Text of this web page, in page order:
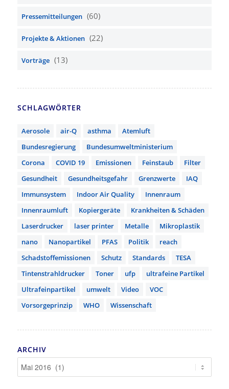
Pressemitteilungen (60)
Projekte & Aktionen (22)
Vorträge (13)
SCHLAGWÖRTER
Aerosole air-Q asthma
Atemluft
Bundesregierung
Bundesumweltministerium
Corona
COVID 19 Emissionen Feinstaub
Filter
Gesundheit
Gesundheitsgefahr Grenzwerte
IAQ
Immunsystem
Indoor Air Quality
Innenraum
Innenraumluft
Kopiergeräte
Krankheiten & Schäden
Laserdrucker
laser printer Metalle
Mikroplastik
nano
Nanopartikel PFAS Politik
reach
Schadstoffemissionen
Schutz Standards
TESA
Tintenstrahldrucker
Toner ufp
ultrafeine Partikel
Ultrafeinpartikel
umwelt Video
VOC
Vorsorgeprinzip
WHO Wissenschaft
ARCHIV